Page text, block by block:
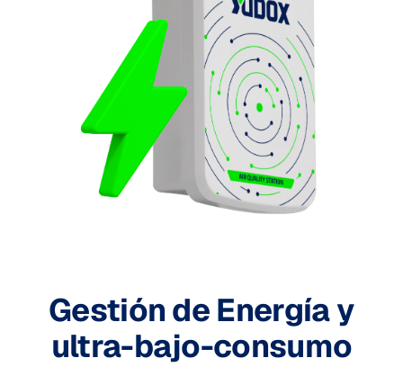
Gestión de Energía y
ultra-bajo-consumo